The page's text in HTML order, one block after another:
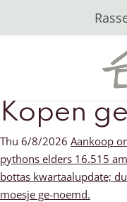
Kopen
Thu 6/8/2026 Aankoop
pythons elders 16.515
bottas kwartaalupdate;
moesje ge-noemd.